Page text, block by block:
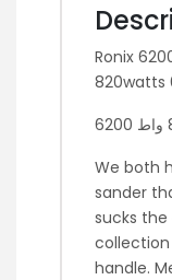
Ronix
820watts
We both
sander
sucks
handle.